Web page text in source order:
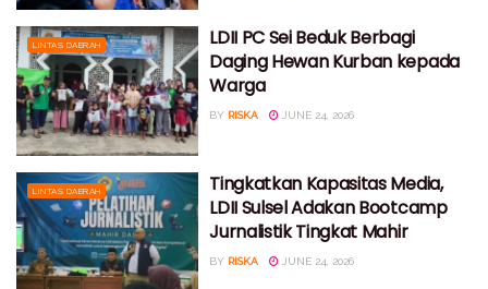
LINTAS DAERAH
LDII PC Sei Beduk Berbagi
Daging Hewan Kurban kepada
Warga
BY RISKA JUNE 24, 2026
LINTAS DAERAH
Tingkatkan Kapasitas Media,
LDII Sulsel Adakan Bootcamp
Jurnalistik Tingkat Mahir
BY RISKA JUNE 24, 2026